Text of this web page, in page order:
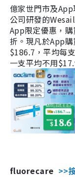
億家世門市及
公司研發的
App限定優惠，
折。現凡於App
$186.7，平均每
一支平均不用
fluorecare >>